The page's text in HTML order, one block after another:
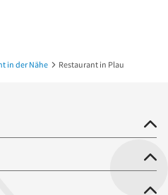
in der Nähe Restaurant in Plau